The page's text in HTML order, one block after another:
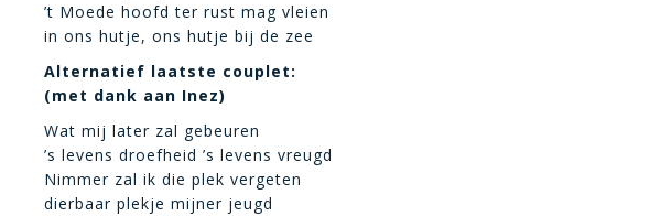
’t Moede hoofd ter rust mag vleien
in ons hutje, ons hutje bij de zee
Alternatief laatste couplet:
(met dank aan Inez)
Wat mij later zal gebeuren
’s levens droefheid ’s levens vreugd
Nimmer zal ik die plek vergeten
dierbaar plekje mijner jeugd